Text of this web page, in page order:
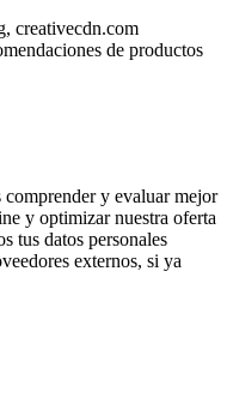
creativecdn.com
de productos
y evaluar mejor
y optimizar nuestra oferta
tus datos personales
externos, si ya